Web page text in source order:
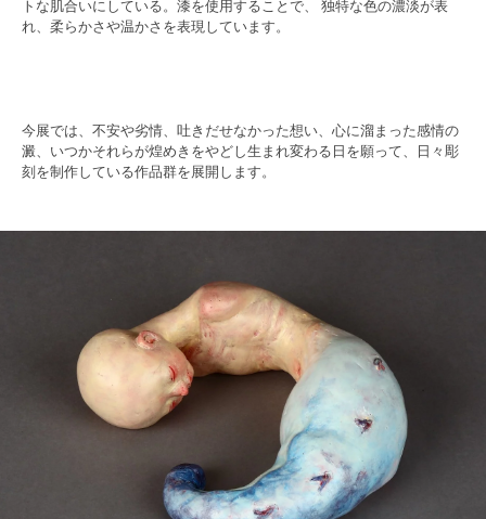
トな肌合いにしている。漆を使用することで、 独特な色の濃淡が表
れ、柔らかさや温かさを表現しています。
今展では、不安や劣情、吐きだせなかった想い、心に溜まった感情の
澱、いつかそれらが煌めきをやどし生まれ変わる日を願って、日々彫
刻を制作している作品群を展開します。